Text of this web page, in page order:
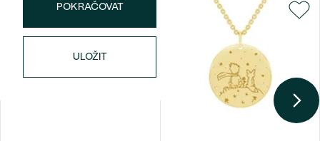
POKRAČOVAT
ULOŽIT